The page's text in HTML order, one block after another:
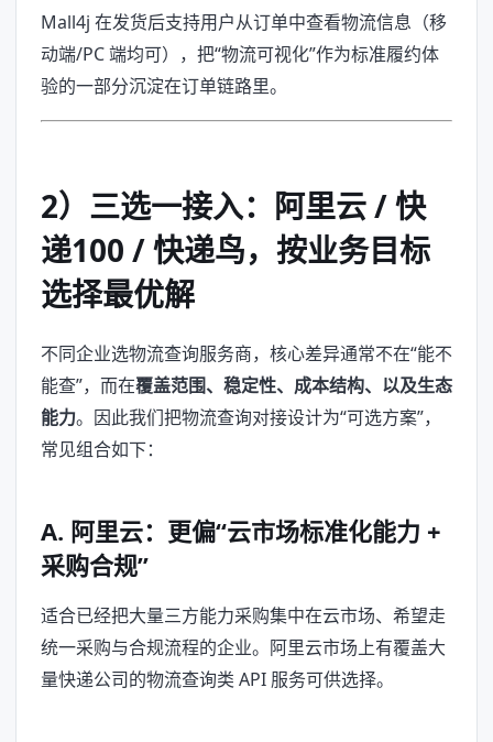
Mall4j 在发货后支持用户从订单中查看物流信息（移
动端/PC 端均可），把“物流可视化”作为标准履约体
验的一部分沉淀在订单链路里。
2）三选一接入：阿里云 / 快
递100 / 快递鸟，按业务目标
选择最优解
不同企业选物流查询服务商，核心差异通常不在“能不
能查”，而在覆盖范围、稳定性、成本结构、以及生态
能力。因此我们把物流查询对接设计为“可选方案”，
常见组合如下：
A. 阿里云：更偏“云市场标准化能力 +
采购合规”
适合已经把大量三方能力采购集中在云市场、希望走
统一采购与合规流程的企业。阿里云市场上有覆盖大
量快递公司的物流查询类 API 服务可供选择。